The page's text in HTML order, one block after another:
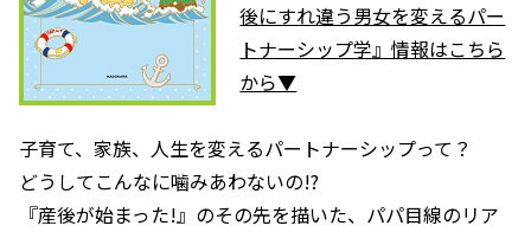
後にすれ違う男女を変えるパー
トナーシップ学』情報はこちら
から▼
子育て、家族、人生を変えるパートナーシップって？
どうしてこんなに噛みあわないの!?
『産後が始まった!』のその先を描いた、パパ目線のリア